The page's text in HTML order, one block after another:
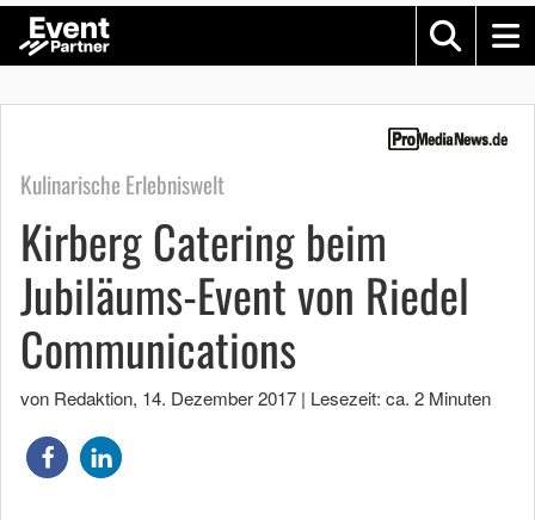
Kulinarische Erlebniswelt
Kirberg Catering beim
Jubiläums-Event von Riedel
Communications
von Redaktion, 14. Dezember 2017 | Lesezeit: ca. 2 Minuten